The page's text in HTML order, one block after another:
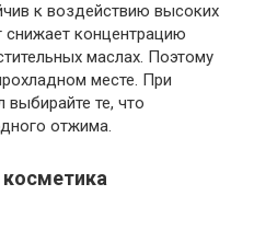
к воздействию высоких
снижает концентрацию
маслах. Поэтому
месте. При
выбирайте те, что
отжима.
косметика